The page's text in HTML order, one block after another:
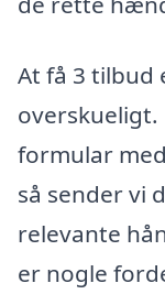
At få 3 tilbud
overskueligt.
formular
så sender vi
relevante
er nogle